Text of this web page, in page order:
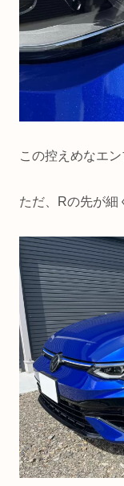
この控えめなエ
ただ、Rの先が細